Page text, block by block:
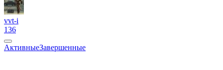
vvt-i
136
АктивныеЗавершенные